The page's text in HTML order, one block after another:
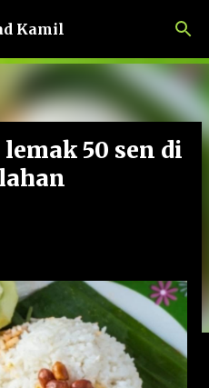
utama
Kamil
50 sen di